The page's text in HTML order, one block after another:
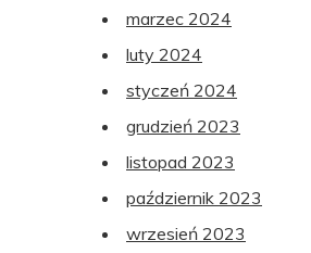
marzec 2024
luty 2024
styczeń 2024
grudzień 2023
listopad 2023
październik 2023
wrzesień 2023